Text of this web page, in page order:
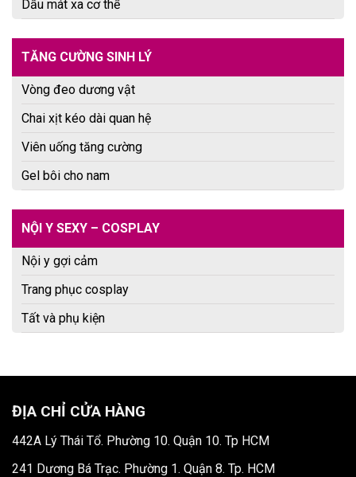
Dầu mát xa cơ thể
TĂNG CƯỜNG SINH LÝ
Vòng đeo dương vật
Chai xịt kéo dài quan hệ
Viên uống tăng cường
Gel bôi cho nam
NỘI Y SEXY – COSPLAY
Nội y gợi cảm
Trang phục cosplay
Tất và phụ kiện
ĐỊA CHỈ CỬA HÀNG
442A Lý Thái Tổ. Phường 10. Quận 10. Tp HCM
241 Dương Bá Trạc. Phường 1. Quận 8. Tp. HCM